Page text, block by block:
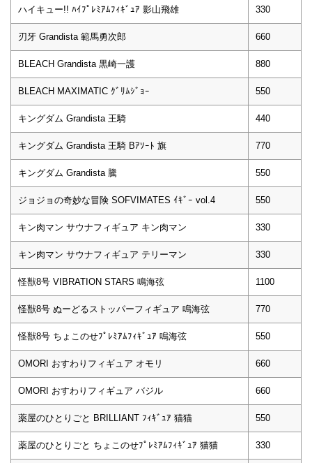
ハイキュー!! ﾊｲﾌﾟﾚﾐｱﾑﾌｨｷﾞｭｱ 影山飛雄 330
刃牙 Grandista 範馬勇次郎 660
BLEACH Grandista 黒崎一護 880
BLEACH MAXIMATIC ｸﾞﾘﾑｼﾞｮｰ 550
キングダム Grandista 王騎 440
キングダム Grandista 王騎 Bｱｿｰﾄ 旗 770
キングダム Grandista 騰 550
ジョジョの奇妙な冒険 SOFVIMATES ｲｷﾞｰ vol.4 550
キン肉マン サウナフィギュア キン肉マン 330
キン肉マン サウナフィギュア テリーマン 330
怪獣8号 VIBRATION STARS 鳴海弦 1100
怪獣8号 ぬーどるストッパーフィギュア 鳴海弦 770
怪獣8号 ちょこのせﾌﾟﾚﾐｱﾑﾌｨｷﾞｭｱ 鳴海弦 550
OMORI おすわりフィギュア オモリ 660
OMORI おすわりフィギュア バジル 660
薬屋のひとりごと BRILLIANT ﾌｨｷﾞｭｱ 猫猫 550
薬屋のひとりごと ちょこのせﾌﾟﾚﾐｱﾑﾌｨｷﾞｭｱ 猫猫 330